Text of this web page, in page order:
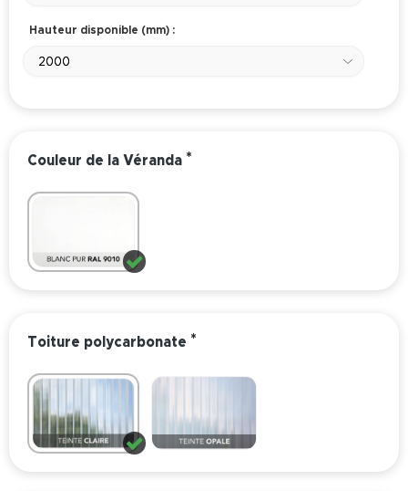
Hauteur disponible (mm) :
2000
Couleur de la Véranda *
Toiture polycarbonate *